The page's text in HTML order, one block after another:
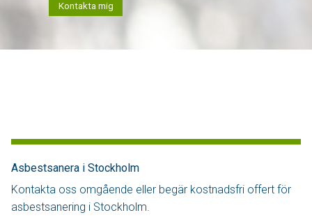
Kontakta mig
Asbestsanera i Stockholm
Kontakta oss omgående eller begär kostnadsfri offert för
asbestsanering i Stockholm.